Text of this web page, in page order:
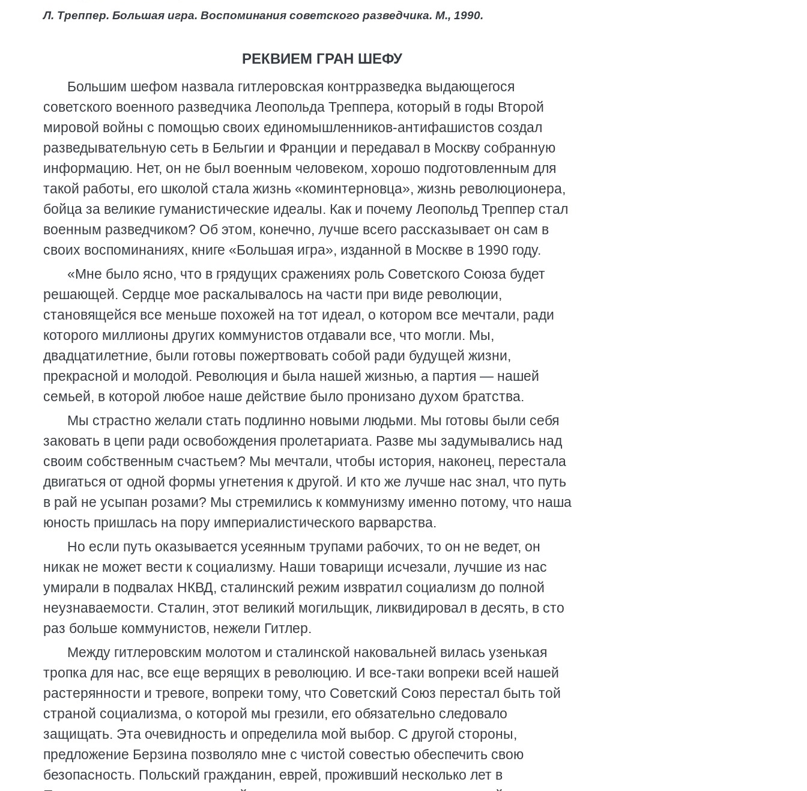
Л. Треппер. Большая игра. Воспоминания советского разведчика. М., 1990.
РЕКВИЕМ ГРАН ШЕФУ
Большим шефом назвала гитлеровская контрразведка выдающегося
советского военного разведчика Леопольда Треппера, который в годы Второй
мировой войны с помощью своих единомышленников-антифашистов создал
разведывательную сеть в Бельгии и Франции и передавал в Москву собранную
информацию. Нет, он не был военным человеком, хорошо подготовленным для
такой работы, его школой стала жизнь «коминтерновца», жизнь революционера,
бойца за великие гуманистические идеалы. Как и почему Леопольд Треппер стал
военным разведчиком? Об этом, конечно, лучше всего рассказывает он сам в
своих воспоминаниях, книге «Большая игра», изданной в Москве в 1990 году.
«Мне было ясно, что в грядущих сражениях роль Советского Союза будет
решающей. Сердце мое раскалывалось на части при виде революции,
становящейся все меньше похожей на тот идеал, о котором все мечтали, ради
которого миллионы других коммунистов отдавали все, что могли. Мы,
двадцатилетние, были готовы пожертвовать собой ради будущей жизни,
прекрасной и молодой. Революция и была нашей жизнью, а партия — нашей
семьей, в которой любое наше действие было пронизано духом братства.
Мы страстно желали стать подлинно новыми людьми. Мы готовы были себя
заковать в цепи ради освобождения пролетариата. Разве мы задумывались над
своим собственным счастьем? Мы мечтали, чтобы история, наконец, перестала
двигаться от одной формы угнетения к другой. И кто же лучше нас знал, что путь
в рай не усыпан розами? Мы стремились к коммунизму именно потому, что наша
юность пришлась на пору империалистического варварства.
Но если путь оказывается усеянным трупами рабочих, то он не ведет, он
никак не может вести к социализму. Наши товарищи исчезали, лучшие из нас
умирали в подвалах НКВД, сталинский режим извратил социализм до полной
неузнаваемости. Сталин, этот великий могильщик, ликвидировал в десять, в сто
раз больше коммунистов, нежели Гитлер.
Между гитлеровским молотом и сталинской наковальней вилась узенькая
тропка для нас, все еще верящих в революцию. И все-таки вопреки всей нашей
растерянности и тревоге, вопреки тому, что Советский Союз перестал быть той
страной социализма, о которой мы грезили, его обязательно следовало
защищать. Эта очевидность и определила мой выбор. С другой стороны,
предложение Берзина позволяло мне с чистой совестью обеспечить свою
безопасность. Польский гражданин, еврей, проживший несколько лет в